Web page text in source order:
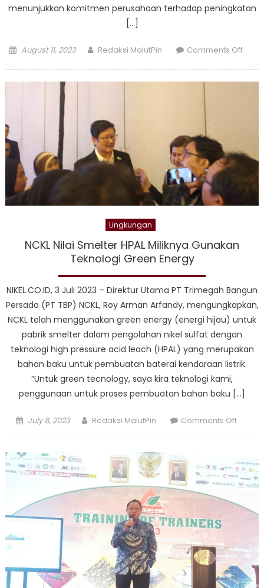
menunjukkan komitmen perusahaan terhadap peningkatan
[…]
Posted
August 11, 2023 Author
Redaksi MalutPin Comments Offon
Obi
Lingkungan
NCKL Nilai Smelter HPAL Miliknya Gunakan
Teknologi Green Energy
NIKEL.CO.ID, 3 Juli 2023 – Direktur Utama PT Trimegah Bangun
Persada (PT TBP) NCKL, Roy Arman Arfandy, mengungkapkan,
NCKL telah menggunakan green energy (energi hijau) untuk
pabrik smelter dalam pengolahan nikel sulfat dengan
teknologi high pressure acid leach (HPAL) yang merupakan
bahan baku untuk pembuatan baterai kendaraan listrik.
“Untuk green tecnology, saya kira teknologi kami,
penggunaan untuk proses pembuatan bahan baku […]
Posted
July 8, 2023 Author
Redaksi MalutPin Comments Offon
HPAL